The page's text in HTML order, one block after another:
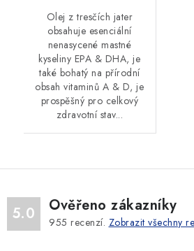
Olej z tresčích jater
obsahuje esenciální
nenasycené mastné
kyseliny EPA & DHA, je
také bohatý na přírodní
obsah vitaminů A & D, je
prospěšný pro celkový
zdravotní stav...
5.0 Ověřeno zákazníky
955 recenzí. Zobrazit všechny